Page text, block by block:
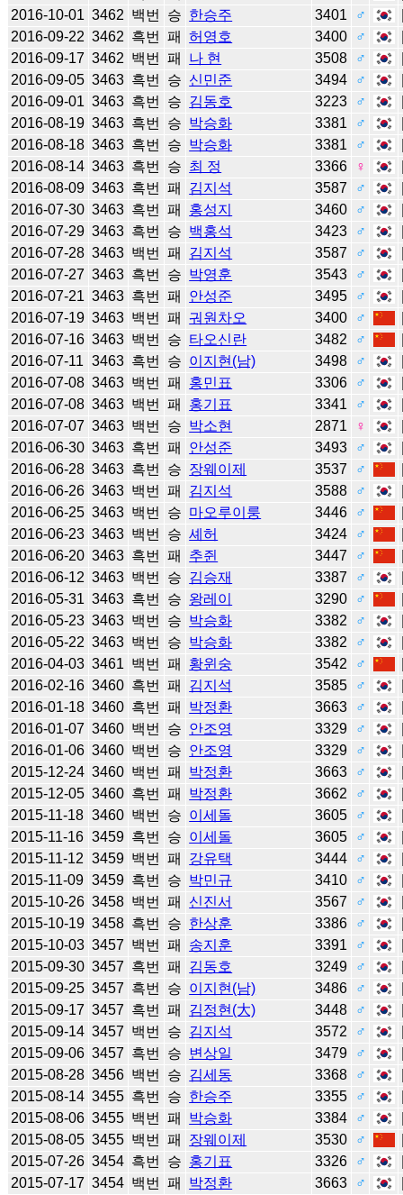
2016-10-01 3462 백번 승 한승주 3401 ♂
2016-09-22 3462 흑번 패 허영호 3400 ♂
2016-09-17 3462 백번 패 나 현 3508 ♂
2016-09-05 3463 흑번 승 신민준 3494 ♂
2016-09-01 3463 흑번 승 김동호 3223 ♂
2016-08-19 3463 흑번 승 박승화 3381 ♂
2016-08-18 3463 흑번 승 박승화 3381 ♂
2016-08-14 3463 흑번 승 최 정 3366 ♀
2016-08-09 3463 흑번 패 김지석 3587 ♂
2016-07-30 3463 흑번 패 홍성지 3460 ♂
2016-07-29 3463 흑번 승 백홍석 3423 ♂
2016-07-28 3463 백번 패 김지석 3587 ♂
2016-07-27 3463 흑번 승 박영훈 3543 ♂
2016-07-21 3463 흑번 패 안성준 3495 ♂
2016-07-19 3463 백번 패 궈원차오 3400 ♂
2016-07-16 3463 백번 승 타오신란 3482 ♂
2016-07-11 3463 흑번 승 이지현(남) 3498 ♂
2016-07-08 3463 백번 패 홍민표 3306 ♂
2016-07-08 3463 백번 패 홍기표 3341 ♂
2016-07-07 3463 백번 승 박소현 2871 ♀
2016-06-30 3463 흑번 패 안성준 3493 ♂
2016-06-28 3463 흑번 승 장웨이제 3537 ♂
2016-06-26 3463 백번 패 김지석 3588 ♂
2016-06-25 3463 백번 승 마오루이룽 3446 ♂
2016-06-23 3463 백번 승 셰허 3424 ♂
2016-06-20 3463 흑번 패 추쥔 3447 ♂
2016-06-12 3463 백번 승 김승재 3387 ♂
2016-05-31 3463 흑번 승 왕레이 3290 ♂
2016-05-23 3463 백번 승 박승화 3382 ♂
2016-05-22 3463 백번 승 박승화 3382 ♂
2016-04-03 3461 백번 패 황윈숭 3542 ♂
2016-02-16 3460 흑번 패 김지석 3585 ♂
2016-01-18 3460 흑번 패 박정환 3663 ♂
2016-01-07 3460 백번 승 안조영 3329 ♂
2016-01-06 3460 백번 승 안조영 3329 ♂
2015-12-24 3460 백번 패 박정환 3663 ♂
2015-12-05 3460 흑번 패 박정환 3662 ♂
2015-11-18 3460 백번 승 이세돌 3605 ♂
2015-11-16 3459 흑번 승 이세돌 3605 ♂
2015-11-12 3459 백번 패 강유택 3444 ♂
2015-11-09 3459 흑번 승 박민규 3410 ♂
2015-10-26 3458 백번 패 신진서 3567 ♂
2015-10-19 3458 흑번 승 한상훈 3386 ♂
2015-10-03 3457 백번 패 송지훈 3391 ♂
2015-09-30 3457 흑번 패 김동호 3249 ♂
2015-09-25 3457 흑번 승 이지현(남) 3486 ♂
2015-09-17 3457 흑번 패 김정현(大) 3448 ♂
2015-09-14 3457 백번 승 김지석 3572 ♂
2015-09-06 3457 흑번 승 변상일 3479 ♂
2015-08-28 3456 백번 승 김세동 3368 ♂
2015-08-14 3455 흑번 승 한승주 3355 ♂
2015-08-06 3455 백번 패 박승화 3384 ♂
2015-08-05 3455 백번 패 장웨이제 3530 ♂
2015-07-26 3454 흑번 승 홍기표 3326 ♂
2015-07-17 3454 백번 패 박정환 3663 ♂